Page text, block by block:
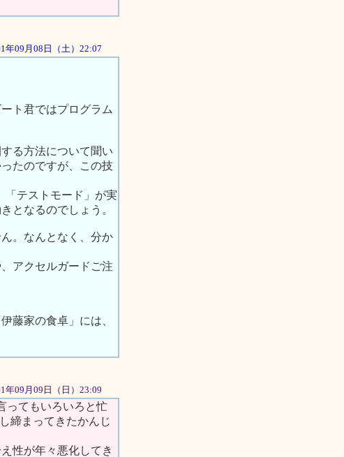
年09月08日（土）22:07
ト君ではプログラム
る方法について聞い
たのですが、この技
「テストモード」が実
となるのでしょう。
。なんとなく、分か
アクセルガードご注
藤家の食卓」には、
年09月09日（日）23:09
ってもいろいろと忙
締まってきたかんじ
性が年々悪化してき